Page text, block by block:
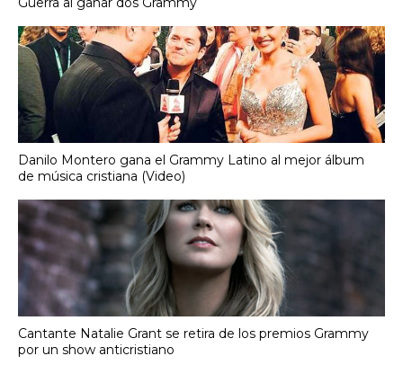
Danilo Montero gana el Grammy Latino al mejor álbum
de música cristiana (Video)
Cantante Natalie Grant se retira de los premios Grammy
por un show anticristiano